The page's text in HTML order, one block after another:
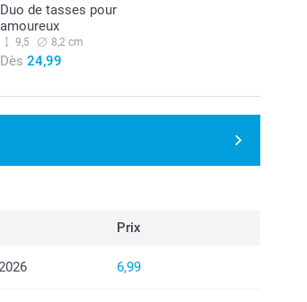
Duo de tasses pour
amoureux
9,5 8,2 cm
Dès 24,99
Prix
6,99